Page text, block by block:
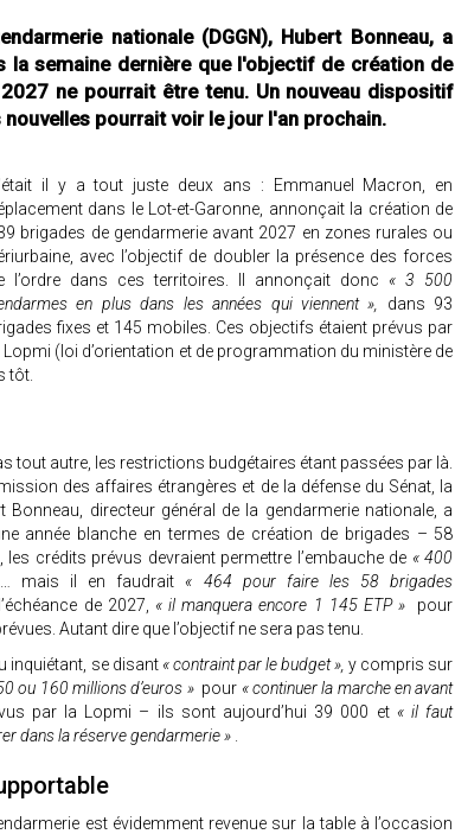
nationale (DGGN), Hubert Bonneau, a
la semaine dernière que l'objectif de création de
ne pourrait être tenu. Un nouveau dispositif
pourrait voir le jour l'an prochain.
il y a tout juste deux ans : Emmanuel Macron, en
dans le Lot-et-Garonne, annonçait la création de
brigades de gendarmerie avant 2027 en zones rurales ou
avec l’objectif de doubler la présence des forces
l’ordre dans ces territoires. Il annonçait donc « 3 500
en plus dans les années qui viennent », dans 93
fixes et 145 mobiles. Ces objectifs étaient prévus par
Lopmi (loi d’orientation et de programmation du ministère de
tôt.
tout autre, les restrictions budgétaires étant passées par là.
des affaires étrangères et de la défense du Sénat, la
Bonneau, directeur général de la gendarmerie nationale, a
année blanche en termes de création de brigades – 58
les crédits prévus devraient permettre l’embauche de « 400
mais il en faudrait « 464 pour faire les 58 brigades
de 2027, « il manquera encore 1 145 ETP » pour
Autant dire que l’objectif ne sera pas tenu.
inquiétant, se disant « contraint par le budget », y compris sur
ou 160 millions d’euros » pour « continuer la marche en avant
par la Lopmi – ils sont aujourd’hui 39 000 et « il faut
dans la réserve gendarmerie »
est évidemment revenue sur la table à l’occasion